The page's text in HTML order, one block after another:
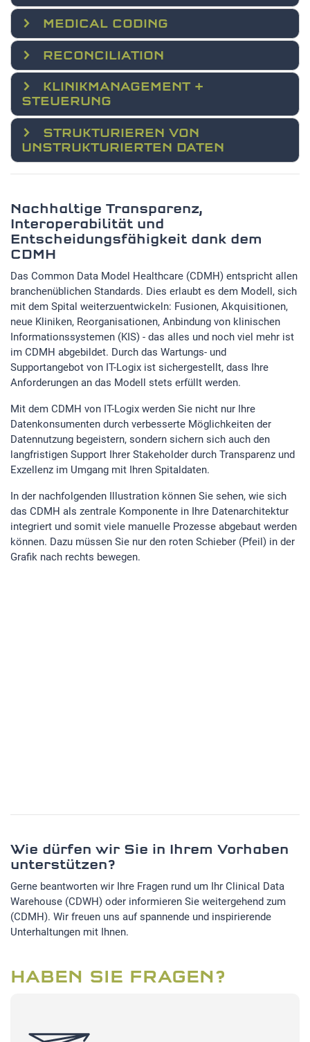
MEDICAL CODING
RECONCILIATION
KLINIKMANAGEMENT +
STEUERUNG
STRUKTURIEREN VON
UNSTRUKTURIERTEN DATEN
Nachhaltige Transparenz,
Interoperabilität und
Entscheidungsfähigkeit dank dem
CDMH
Das Common Data Model Healthcare (CDMH) entspricht allen
branchenüblichen Standards. Dies erlaubt es dem Modell, sich
mit dem Spital weiterzuentwickeln: Fusionen, Akquisitionen,
neue Kliniken, Reorganisationen, Anbindung von klinischen
Informationssystemen (KIS) - das alles und noch viel mehr ist
im CDMH abgebildet. Durch das Wartungs- und
Supportangebot von IT-Logix ist sichergestellt, dass Ihre
Anforderungen an das Modell stets erfüllt werden.
Mit dem CDMH von IT-Logix werden Sie nicht nur Ihre
Datenkonsumenten durch verbesserte Möglichkeiten der
Datennutzung begeistern, sondern sichern sich auch den
langfristigen Support Ihrer Stakeholder durch Transparenz und
Exzellenz im Umgang mit Ihren Spitaldaten.
In der nachfolgenden Illustration können Sie sehen, wie sich
das CDMH als zentrale Komponente in Ihre Datenarchitektur
integriert und somit viele manuelle Prozesse abgebaut werden
können. Dazu müssen Sie nur den roten Schieber (Pfeil) in der
Grafik nach rechts bewegen.
Wie dürfen wir Sie in Ihrem Vorhaben
unterstützen?
Gerne beantworten wir Ihre Fragen rund um Ihr Clinical Data
Warehouse (CDWH) oder informieren Sie weitergehend zum
(CDMH). Wir freuen uns auf spannende und inspirierende
Unterhaltungen mit Ihnen.
HABEN SIE FRAGEN?